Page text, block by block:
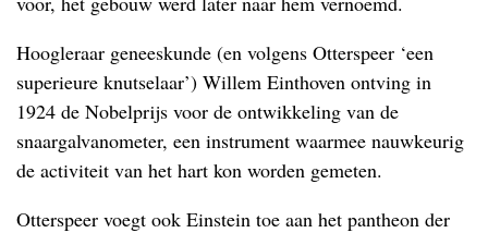
Hoogleraar geneeskunde (en volgens Otterspeer ‘een
superieure knutselaar’) Willem Einthoven ontving in
1924 de Nobelprijs voor de ontwikkeling van de
snaargalvanometer, een instrument waarmee nauwkeurig
de activiteit van het hart kon worden gemeten.
Otterspeer voegt ook Einstein toe aan het pantheon der